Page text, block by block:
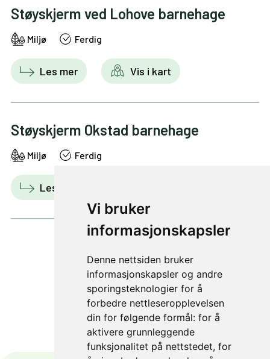
Vi bruker
informasjonskapsler
Denne nettsiden bruker
informasjonskapsler og andre
sporingsteknologier for å
forbedre nettleseropplevelsen
din for følgende formål: for å
aktivere grunnleggende
funksjonalitet på nettstedet, for
Støyskjerm ved Lohove barnehage
Miljø Ferdig
Les mer Vis i kart
Støyskjerm Okstad barnehage
Miljø Ferdig
Les mer
1 av 4